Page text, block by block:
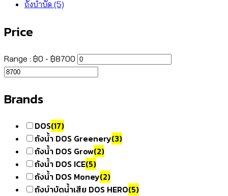
ถังบำบัด (5)
Price
Range : ฿0 - ฿8700
Brands
DOS(17)
ถังน้ำ DOS Greenery(3)
ถังน้ำ DOS Grow(2)
ถังน้ำ DOS ICE(5)
ถังน้ำ DOS Money(2)
ถังบำบัดน้ำเสีย DOS HERO(5)